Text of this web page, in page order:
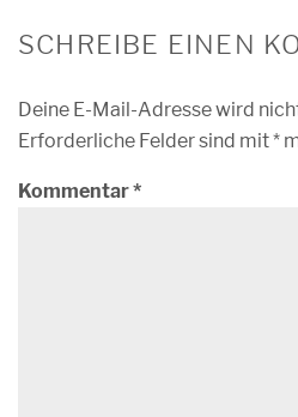
SCHREIBE EINEN
Deine E-Mail-Adresse wird
Erforderliche Felder sind mit*
Kommentar*